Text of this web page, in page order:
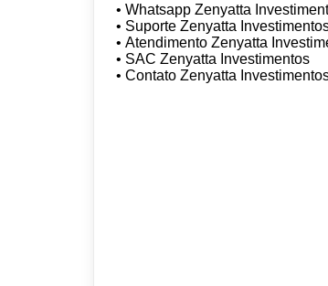
• Whatsapp Zenyatta
• Suporte Zenyatta
• Atendimento Zenyatta
• SAC Zenyatta Investimentos
• Contato Zenyatta